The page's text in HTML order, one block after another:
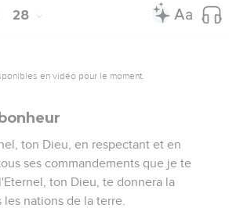
28
en vidéo pour le moment.
ton Dieu, en respectant et en
ses commandements que je te
ton Dieu, te donnera la
nations de la terre.